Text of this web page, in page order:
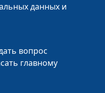
Давидоглу,
аспирант
данных и
вопрос
главному